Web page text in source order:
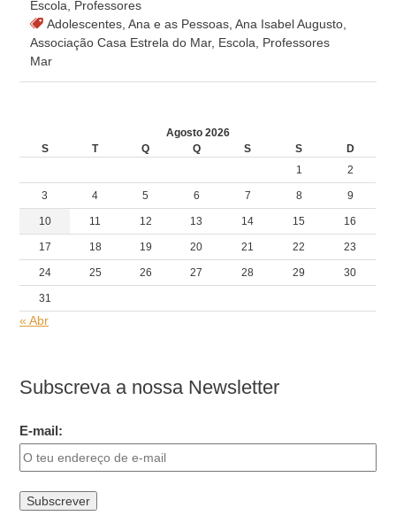
Escola
Professores
Adolescentes ,Ana e as Pessoas ,Ana Isabel Augusto
Associação Casa Estrela do Mar, Escola Professores
Mar
Agosto 2026
S
T Q Q S S
D
1
2
3 4 5 6 7 8 9
10 11 12 13 14 15 16
17 18 19 20 21 22 23
24 25 26 27 28 29 30
31
« Abr
Subscreva a nossa Newsletter
E-mail: